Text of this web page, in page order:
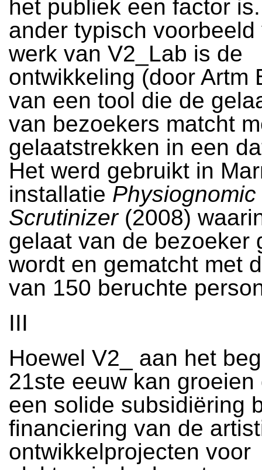
het publiek een factor
ander typisch voorbeeld
werk van V2_Lab is de
ontwikkeling (door Artm
van een tool die de
van bezoekers matcht
gelaatstrekken in een
Het werd gebruikt in
installatie Physiognomic
Scrutinizer(2008)
gelaat van de bezoeker
wordt en gematcht met
van 150 beruchte
III
Hoewel V2_ aan het
21ste eeuw kan groeien
een solide subsidiëring
financiering van de
ontwikkelprojecten voor